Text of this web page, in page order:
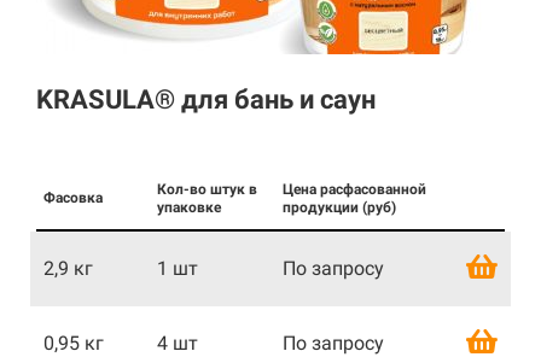
KRASULA® для бань и саун
Фасовка
Кол-во штук в
упаковке
Цена расфасованной
продукции (руб)
2,9 кг 1 шт По запросу
0,95 кг 4 шт По запросу